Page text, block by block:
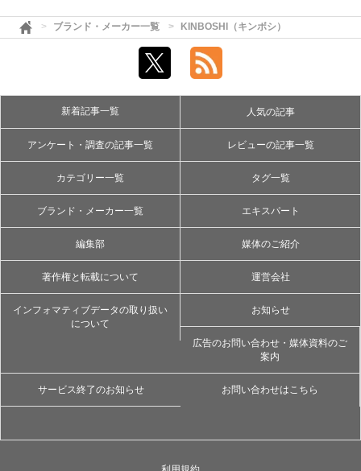
ブランド・メーカー一覧 KINBOSHI（キンボシ）
新着記事一覧 人気の記事
アンケート・調査の記事一覧 レビューの記事一覧
カテゴリー一覧 タグ一覧
ブランド・メーカー一覧 エキスパート
編集部 媒体のご紹介
著作権と転載について 運営会社
インフォマティブデータの取り扱い
について
お知らせ
広告のお問い合わせ・媒体資料のご
案内
サービス終了のお知らせ お問い合わせはこちら